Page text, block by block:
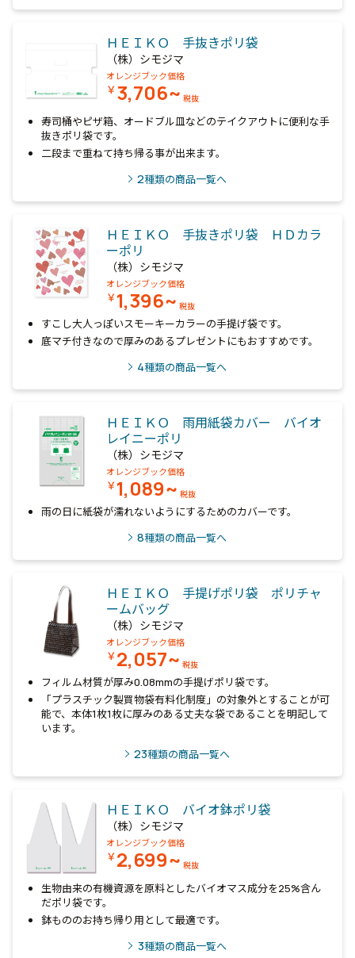
ＨＥＩＫＯ 手抜きポリ袋
（株）シモジマ
オレンジブック価格
￥3,706~ 税抜
寿司桶やピザ箱、オードブル皿などのテイクアウトに便利な手
抜きポリ袋です。
二段まで重ねて持ち帰る事が出来ます。
2種類の商品一覧へ
ＨＥＩＫＯ 手抜きポリ袋 ＨＤカラ
ーポリ
（株）シモジマ
オレンジブック価格
￥1,396~ 税抜
すこし大人っぽいスモーキーカラーの手提げ袋です。
底マチ付きなので厚みのあるプレゼントにもおすすめです。
4種類の商品一覧へ
ＨＥＩＫＯ 雨用紙袋カバー バイオ
レイニーポリ
（株）シモジマ
オレンジブック価格
￥1,089~ 税抜
雨の日に紙袋が濡れないようにするためのカバーです。
8種類の商品一覧へ
ＨＥＩＫＯ 手提げポリ袋 ポリチャ
ームバッグ
（株）シモジマ
オレンジブック価格
￥2,057~ 税抜
フィルム材質が厚み0.08mmの手提げポリ袋です。
「プラスチック製買物袋有料化制度」の対象外とすることが可
能で、本体1枚1枚に厚みのある丈夫な袋であることを明記して
います。
23種類の商品一覧へ
ＨＥＩＫＯ バイオ鉢ポリ袋
（株）シモジマ
オレンジブック価格
￥2,699~ 税抜
生物由来の有機資源を原料としたバイオマス成分を25%含ん
だポリ袋です。
鉢もののお持ち帰り用として最適です。
3種類の商品一覧へ